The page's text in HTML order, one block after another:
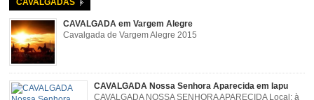
CAVALGADAS
CAVALGADA em Vargem Alegre
Cavalgada de Vargem Alegre 2015
CAVALGADA Nossa Senhora Aparecida em Iapu
CAVALGADA NOSSA SENHORA APARECIDA Local: à